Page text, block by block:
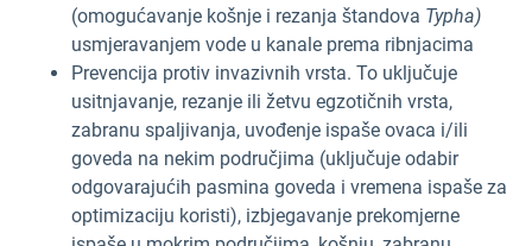
(omogućavanje košnje i rezanja štandova Typha)
usmjeravanjem vode u kanale prema ribnjacima
Prevencija protiv invazivnih vrsta. To uključuje
usitnjavanje, rezanje ili žetvu egzotičnih vrsta,
zabranu spaljivanja, uvođenje ispaše ovaca i/ili
goveda na nekim područjima (uključuje odabir
odgovarajućih pasmina goveda i vremena ispaše za
optimizaciju koristi), izbjegavanje prekomjerne